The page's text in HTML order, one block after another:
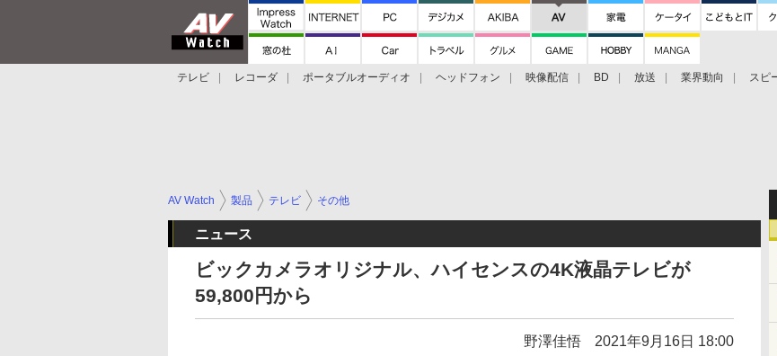
テレビ レコーダ ポータブルオーディオ ヘッドフォン 映像配信 BD 放送 業界動向 スピ
AV Watch 製品 テレビ その他
ニュース
ビックカメラオリジナル、ハイセンスの4K液晶テレビが
59,800円から
野澤佳悟 2021年9月16日 18:00